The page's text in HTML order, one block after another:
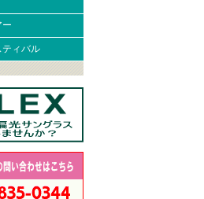
ー
ティバル